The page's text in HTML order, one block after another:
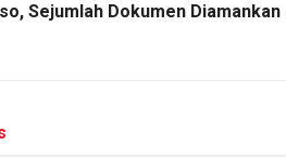
Sejumlah Dokumen Diamankan